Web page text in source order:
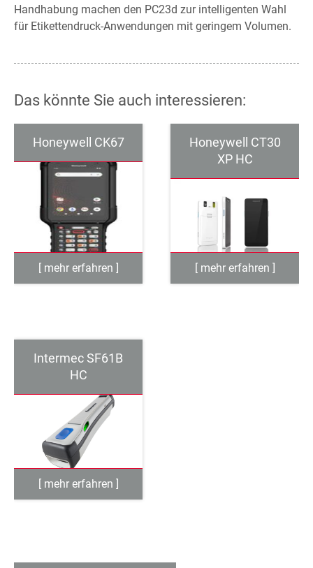
Handhabung machen den PC23d zur intelligenten Wahl
für Etikettendruck-Anwendungen mit geringem Volumen.
Das könnte Sie auch interessieren:
Honeywell CK67
Honeywell CT30
XP HC
Intermec SF61B
HC